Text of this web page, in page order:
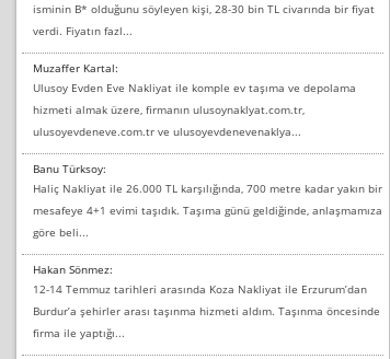
isminin B* olduğunu söyleyen kişi, 28-30 bin TL civarında bir fiyat
verdi. Fiyatın fazl...
Muzaffer Kartal:
Ulusoy Evden Eve Nakliyat ile komple ev taşıma ve depolama
hizmeti almak üzere, firmanın ulusoynaklyat.com.tr,
ulusoyevdeneve.com.tr ve ulusoyevdenevenaklya...
Banu Türksoy:
Haliç Nakliyat ile 26.000 TL karşılığında, 700 metre kadar yakın bir
mesafeye 4+1 evimi taşıdık. Taşıma günü geldiğinde, anlaşmamıza
göre beli...
Hakan Sönmez:
12-14 Temmuz tarihleri arasında Koza Nakliyat ile Erzurum’dan
Burdur’a şehirler arası taşınma hizmeti aldım. Taşınma öncesinde
firma ile yaptığı...